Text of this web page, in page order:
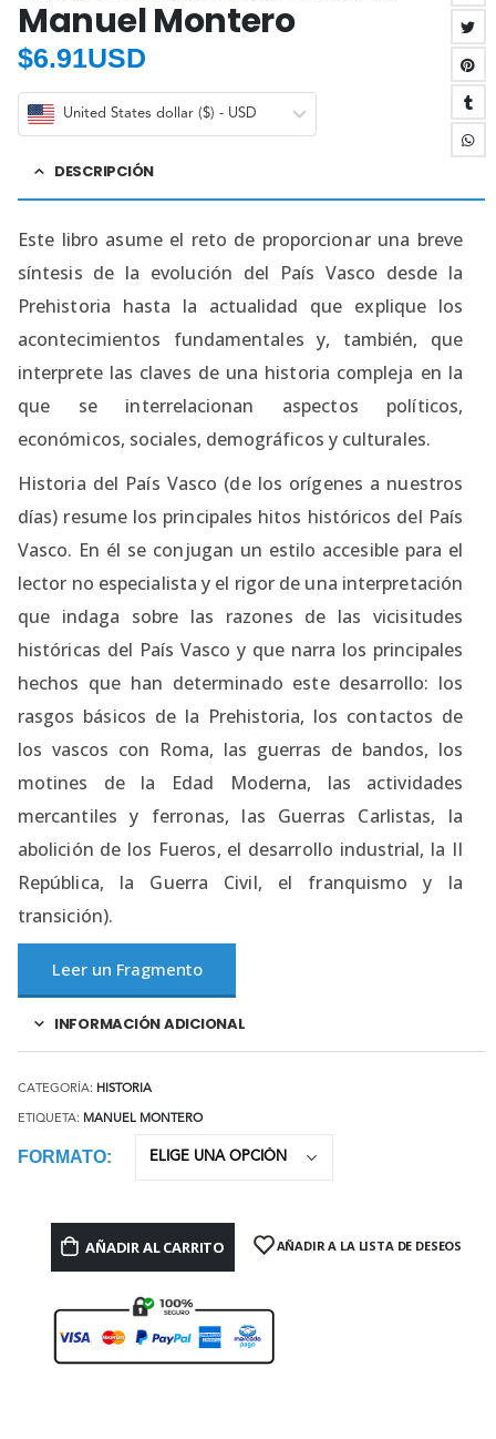
Manuel Montero
$6.91USD
United States dollar ($) - USD
DESCRIPCIÓN
Este libro asume el reto de proporcionar una breve
síntesis de la evolución del País Vasco desde la
Prehistoria hasta la actualidad que explique los
acontecimientos fundamentales y, también, que
interprete las claves de una historia compleja en la
que se interrelacionan aspectos políticos,
económicos, sociales, demográficos y culturales.
Historia del País Vasco (de los orígenes a nuestros
días) resume los principales hitos históricos del País
Vasco. En él se conjugan un estilo accesible para el
lector no especialista y el rigor de una interpretación
que indaga sobre las razones de las vicisitudes
históricas del País Vasco y que narra los principales
hechos que han determinado este desarrollo: los
rasgos básicos de la Prehistoria, los contactos de
los vascos con Roma, las guerras de bandos, los
motines de la Edad Moderna, las actividades
mercantiles y ferronas, las Guerras Carlistas, la
abolición de los Fueros, el desarrollo industrial, la II
República, la Guerra Civil, el franquismo y la
transición).
Leer un Fragmento
INFORMACIÓN ADICIONAL
CATEGORÍA: HISTORIA
ETIQUETA: MANUEL MONTERO
FORMATO
AÑADIR AL CARRITO AÑADIR A LA LISTA DE DESEOS